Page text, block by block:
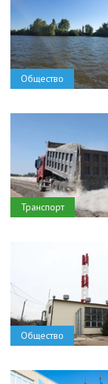
Общество
Транспорт
Общество